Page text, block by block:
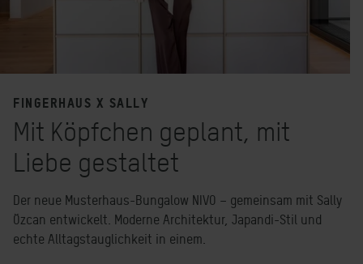
FINGERHAUS X SALLY
Mit Köpfchen geplant, mit
Liebe gestaltet
Der neue Musterhaus-Bungalow NIVO – gemeinsam mit Sally
Özcan entwickelt. Moderne Architektur, Japandi-Stil und
echte Alltagstauglichkeit in einem.